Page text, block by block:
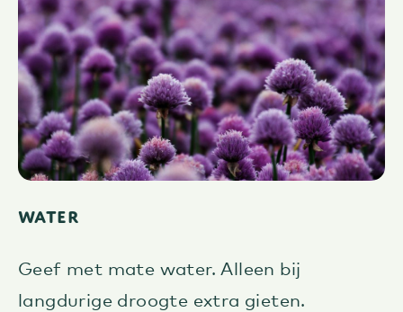
Water
Geef met mate water. Alleen bij
langdurige droogte extra gieten.